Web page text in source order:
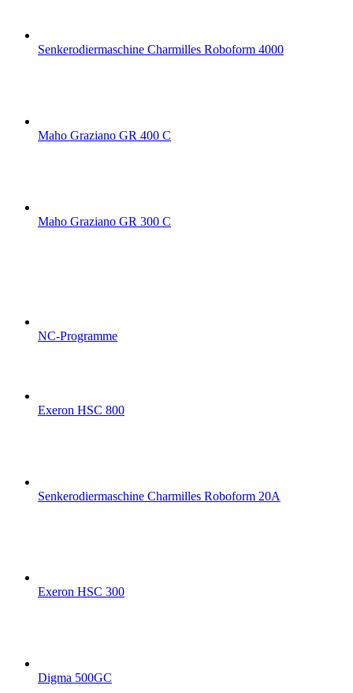
Senkerodiermaschine Charmilles Roboform 4000
Maho Graziano GR 400 C
Maho Graziano GR 300 C
NC-Programme
Exeron HSC 800
Senkerodiermaschine Charmilles Roboform 20A
Exeron HSC 300
Digma 500GC